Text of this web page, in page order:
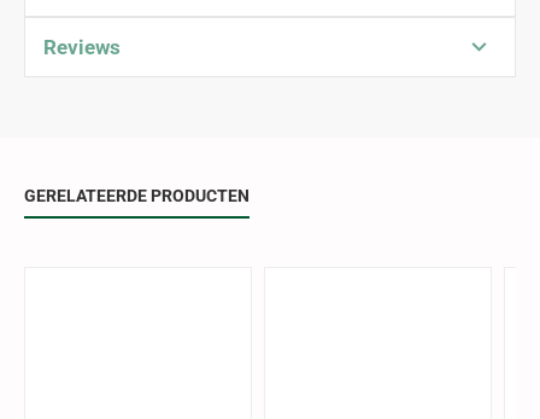
Reviews
GERELATEERDE PRODUCTEN